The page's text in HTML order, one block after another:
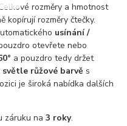
rozměry a hmotnost
kopírují rozměry čtečky.
usínání /
otevřete nebo
a pouzdro tedy držet
světle růžové barvě s
je široká nabídka dalších
záruku na3 roky.